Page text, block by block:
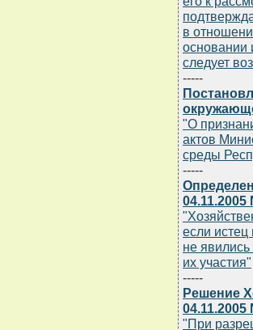
в
основании
следует
-----
"О
актов
среды
-----
04.11.2005
если истец
не
их участия"
-----
Решение
04.11.2005
"При